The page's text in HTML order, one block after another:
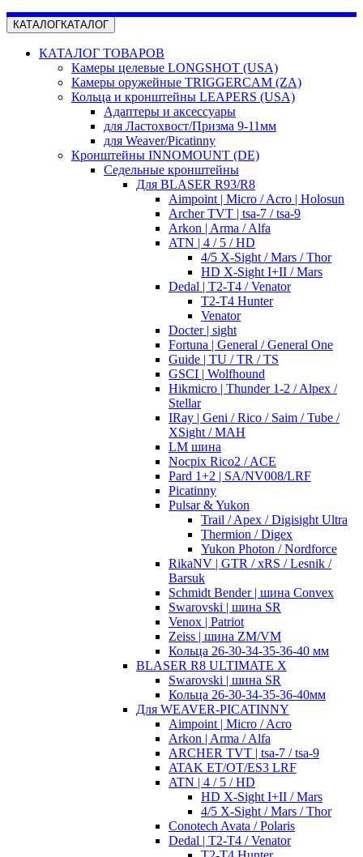
КАТАЛОГКАТАЛОГ
КАТАЛОГ ТОВАРОВ
Камеры целевые LONGSHOT (USA)
Камеры оружейные TRIGGERCAM (ZA)
Кольца и кронштейны LEAPERS (USA)
Адаптеры и аксессуары
для Ластохвост/Призма 9-11мм
для Weaver/Picatinny
Кронштейны INNOMOUNT (DE)
Седельные кронштейны
Для BLASER R93/R8
Aimpoint | Micro / Acro | Holosun
Archer TVT | tsa-7 / tsa-9
Arkon | Arma / Alfa
ATN | 4 / 5 / HD
4/5 X-Sight / Mars / Thor
HD X-Sight I+II / Mars
Dedal | T2-T4 / Venator
T2-T4 Hunter
Venator
Docter | sight
Fortuna | General / General One
Guide | TU / TR / TS
GSCI | Wolfhound
Hikmicro | Thunder 1-2 / Alpex /
Stellar
IRay | Geni / Rico / Saim / Tube /
XSight / MAH
LM шина
Nocpix Rico2 / ACE
Pard 1+2 | SA/NV008/LRF
Picatinny
Pulsar & Yukon
Trail / Apex / Digisight Ultra
Thermion / Digex
Yukon Photon / Nordforce
RikaNV | GTR / xRS / Lesnik /
Barsuk
Schmidt Bender | шина Convex
Swarovski | шина SR
Venox | Patriot
Zeiss | шина ZM/VM
Кольца 26-30-34-35-36-40 мм
BLASER R8 ULTIMATE X
Swarovski | шина SR
Кольца 26-30-34-35-36-40мм
Для WEAVER-PICATINNY
Aimpoint | Micro / Acro
Arkon | Arma / Alfa
ARCHER TVT | tsa-7 / tsa-9
ATAK ET/OT/ES3 LRF
ATN | 4 / 5 / HD
HD X-Sight I+II / Mars
4/5 X-Sight / Mars / Thor
Conotech Avata / Polaris
Dedal | T2-T4 / Venator